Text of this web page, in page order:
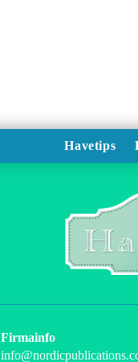
Havetips
Firmainfo